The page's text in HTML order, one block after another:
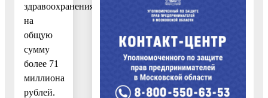
здравоохранения
на
общую
сумму
более 71
миллиона
рублей.